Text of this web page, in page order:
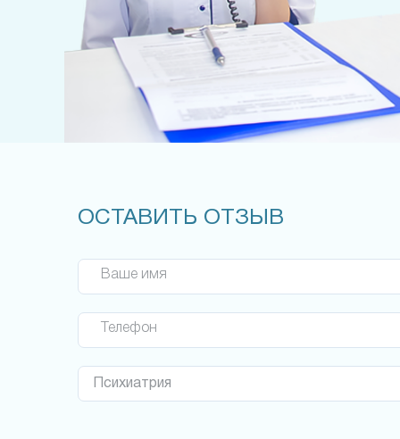
ОСТАВИТЬ ОТЗЫВ
Ваше имя
Телефон